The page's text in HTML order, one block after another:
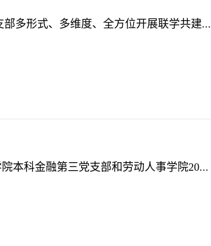
多形式、多维度、全方位开展联学共建...
本科金融第三党支部和劳动人事学院20...